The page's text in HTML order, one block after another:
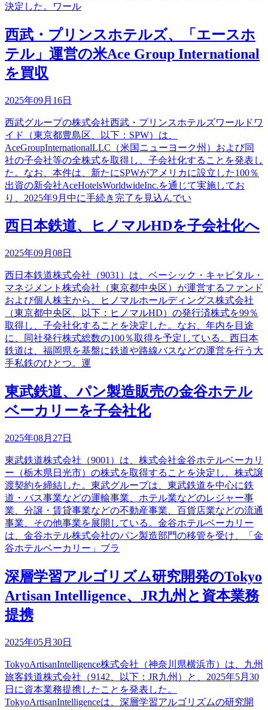
決定した。ワール
西武・プリンスホテルズ、「エースホ
テル」運営の米Ace Group International
を買収
2025年09月16日
西武グループの株式会社西武・プリンスホテルズワールドワ
イド（東京都豊島区、以下：SPW）は、
AceGroupInternationalLLC（米国ニューヨーク州）および同
社の子会社等の全株式を取得し、子会社化することを発表し
た。なお、本件は、新たにSPWがアメリカに設立した100％
出資の新会社AceHotelsWorldwideInc.を通じて実施してお
り、2025年9月中に手続き完了を見込んでい
西日本鉄道、ヒノマルHDを子会社化へ
2025年09月08日
西日本鉄道株式会社（9031）は、ベーシック・キャピタル・
マネジメント株式会社（東京都中央区）が運営するファンド
および個人株主から、ヒノマルホールディングス株式会社
（東京都中央区、以下：ヒノマルHD）の発行済株式を99％
取得し、子会社化することを決定した。なお、年内を目途
に、同社発行株式総数の100％取得を予定している。西日本
鉄道は、福岡県を基盤に鉄道や路線バスなどの運営を行う大
手私鉄のひとつ。運
東武鉄道、パン製造販売の金谷ホテル
ベーカリーを子会社化
2025年08月27日
東武鉄道株式会社（9001）は、株式会社金谷ホテルベーカリ
ー（栃木県日光市）の株式を取得することを決定し、株式譲
渡契約を締結した。東武グループは、東武鉄道を中心に鉄
道・バス事業などの運輸事業、ホテル業などのレジャー事
業、分譲・賃貸事業などの不動産事業、百貨店業などの流通
事業、その他事業を展開している。金谷ホテルベーカリー
は、金谷ホテル株式会社のパン製造部門の移管を受け、「金
谷ホテルベーカリー」ブラ
深層学習アルゴリズム研究開発のTokyo
Artisan Intelligence、JR九州と資本業務
提携
2025年05月30日
TokyoArtisanIntelligence株式会社（神奈川県横浜市）は、九州
旅客鉄道株式会社（9142、以下：JR九州）と、2025年5月30
日に資本業務提携したことを発表した。
TokyoArtisanIntelligenceは、深層学習アルゴリズムの研究開